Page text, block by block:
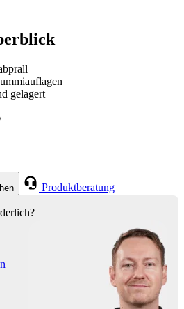
gelagert
Produktberatung